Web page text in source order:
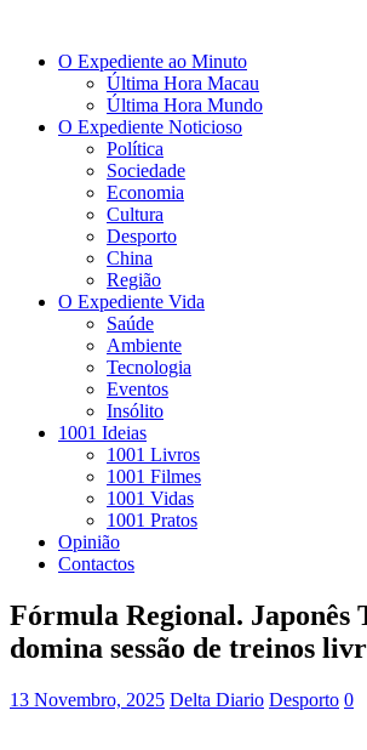
O Expediente ao Minuto
Última Hora Macau
Última Hora Mundo
O Expediente Noticioso
Política
Sociedade
Economia
Cultura
Desporto
China
Região
O Expediente Vida
Saúde
Ambiente
Tecnologia
Eventos
Insólito
1001 Ideias
1001 Livros
1001 Filmes
1001 Vidas
1001 Pratos
Opinião
Contactos
Fórmula Regional. Japonês
domina sessão de treinos
13 Novembro, 2025 Delta Diario Desporto 0